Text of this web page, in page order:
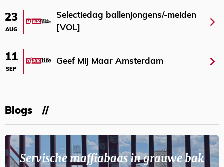
23
AUG
Selectiedag ballenjongens/-meiden
[VOL]
11
SEP
Geef Mij Maar Amsterdam
Blogs
Servische maffiabaas in grauwe bak